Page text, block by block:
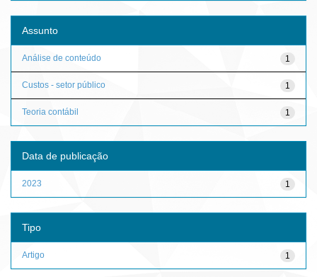
Assunto
1
Análise de conteúdo
1
Custos - setor público
1
Teoria contábil
Data de publicação
1
2023
Tipo
1
Artigo